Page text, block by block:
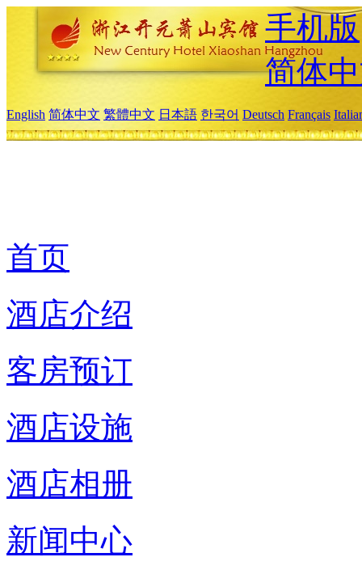
手机版
简体
English 简体中文 繁體中文 日本語 한국어 Deutsch Français
首页
酒店介绍
客房预订
酒店设施
酒店相册
新闻中心